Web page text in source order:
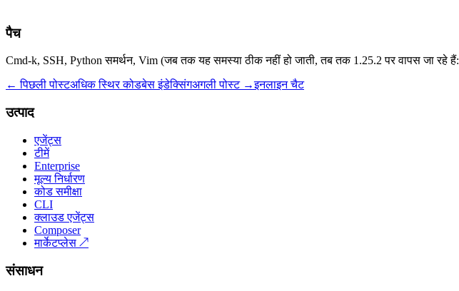
पैच
Cmd-k, SSH, Python समर्थन, Vim (जब तक यह समस्या ठीक नहीं हो जाती, तब तक 1.25.2 पर वापस जा रहे हैं:
← पिछली पोस्टअधिक स्थिर कोडबेस इंडेक्सिंगअगली पोस्ट →इनलाइन चैट
उत्पाद
एजेंट्स
टीमें
Enterprise
मूल्य निर्धारण
कोड समीक्षा
CLI
क्लाउड एजेंट्स
Composer
मार्केटप्लेस ↗
संसाधन